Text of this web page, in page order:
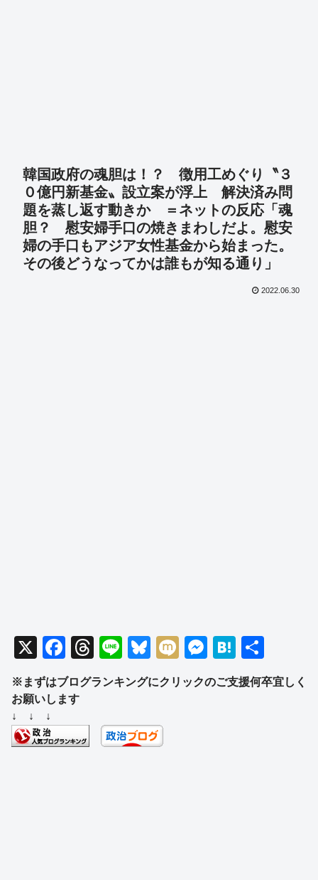
韓国政府の魂胆は！？ 徴用工めぐり〝３
０億円新基金〟設立案が浮上 解決済み問
題を蒸し返す動きか ＝ネットの反応「魂
胆？ 慰安婦手口の焼きまわしだよ。慰安
婦の手口もアジア女性基金から始まった。
その後どうなってかは誰もが知る通り」
2022.06.30
X
F
a
c
b
T
hr
e
d
Li
n
e
Bl
e
y
M
ixi
M
ss
H
at
e
有
※まずはブログランキングにクリックのご支援何卒宜しく
お願いします
↓ ↓ ↓